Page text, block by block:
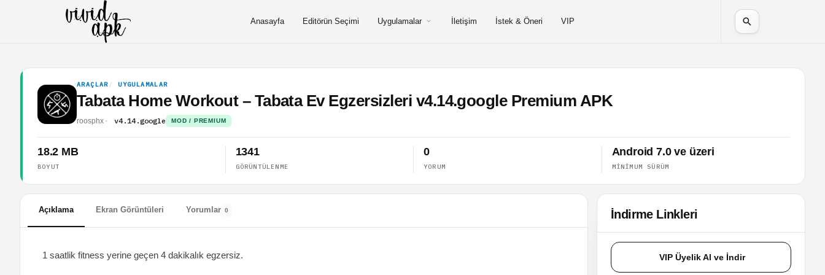
Anasayfa Editörün Seçimi Uygulamalar İletişim İstek & Öneri VIP
ARAÇLAR UYGULAMALAR
Tabata Home Workout – Tabata Ev Egzersizleri v4.14.google Premium APK
roosphx v4.14.google MOD / PREMIUM
18.2 MB
BOYUT
1341
GÖRÜNTÜLENME
0
YORUM
Android 7.0 ve üzeri
MINIMUM SÜRÜM
Açıklama Ekran Görüntüleri Yorumlar 0
1 saatlik fitness yerine geçen 4 dakikalık egzersiz.
İndirme Linkleri
VIP Üyelik Al ve İndir